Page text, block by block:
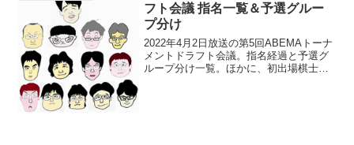
フト会議 指名一覧＆予選グルー
プ分け
2022年4月2日放送の第5回ABEMAトーナ
メントドラフト会議。指名経過と予選グ
ループ分け一覧。ほかに、初出場棋士、